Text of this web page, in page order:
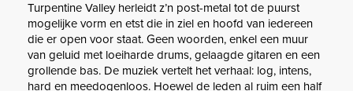
Turpentine Valley herleidt z’n post-metal tot de puurst
mogelijke vorm en etst die in ziel en hoofd van iedereen
die er open voor staat. Geen woorden, enkel een muur
van geluid met loeiharde drums, gelaagde gitaren en een
grollende bas. De muziek vertelt het verhaal: log, intens,
hard en meedogenloos. Hoewel de leden al ruim een half